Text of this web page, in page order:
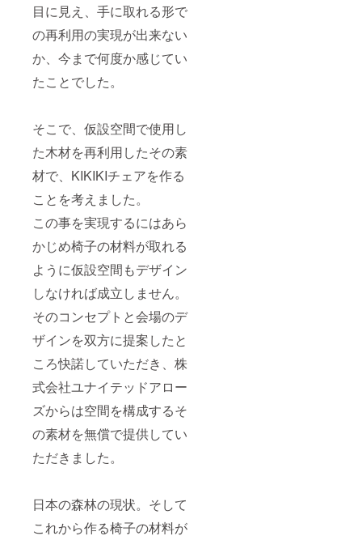
目に見え、手に取れる形で
の再利用の実現が出来ない
か、今まで何度か感じてい
たことでした。
そこで、仮設空間で使用し
た木材を再利用したその素
材で、KIKIKIチェアを作る
ことを考えました。
この事を実現するにはあら
かじめ椅子の材料が取れる
ように仮設空間もデザイン
しなければ成立しません。
そのコンセプトと会場のデ
ザインを双方に提案したと
ころ快諾していただき、株
式会社ユナイテッドアロー
ズからは空間を構成するそ
の素材を無償で提供してい
ただきました。
日本の森林の現状。そして
これから作る椅子の材料が